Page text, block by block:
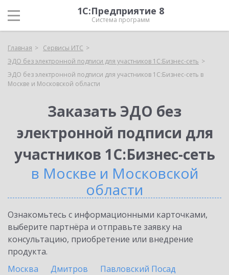
1С:Предприятие 8
Система программ
Главная
Сервисы ИТС
ЭДО без электронной подписи для участников 1С:Бизнес-сеть
ЭДО без электронной подписи для участников 1С:Бизнес-сеть в
Москве и Московской области
Заказать ЭДО без
электронной подписи для
участников 1С:Бизнес-сеть
в Москве и Московской
области
Ознакомьтесь с информационными карточками,
выберите партнёра и отправьте заявку на
консультацию, приобретение или внедрение
продукта.
Москва
Дмитров
Павловский Посад